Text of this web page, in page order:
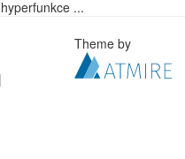
...
|
Theme by